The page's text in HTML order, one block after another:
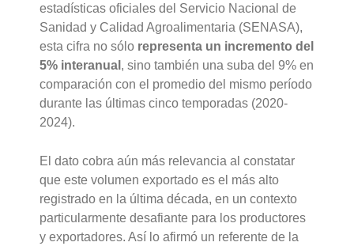
estadísticas oficiales del Servicio Nacional de
Sanidad y Calidad Agroalimentaria (SENASA),
esta cifra no sólo representa un incremento del
5% interanual , sino también una suba del 9% en
comparación con el promedio del mismo período
durante las últimas cinco temporadas (2020-
2024).
El dato cobra aún más relevancia al constatar
que este volumen exportado es el más alto
registrado en la última década, en un contexto
particularmente desafiante para los productores
y exportadores. Así lo afirmó un referente de la